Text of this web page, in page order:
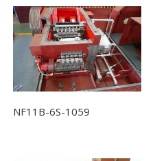
NF11B-6S-1059